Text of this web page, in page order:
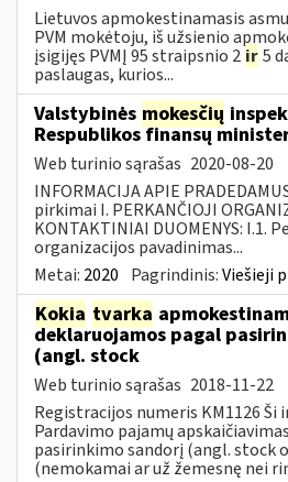
Lietuvos apmokestinamasis
PVM mokėtoju, iš užsienio
įsigijęs PVMĮ 95 straipsnio 2 ir5
paslaugas, kurios...
Valstybinės mokesčių
Respublikos finansų
Web turinio sąrašas 2020-08-20
INFORMACIJA APIE
pirkimai I. PERKANČIOJI
KONTAKTINIAI DUOMENYS: I.1.
organizacijos pavadinimas...
Metai: 2020 Pagrindinis:Viešieji
Kokia tvarka
deklaruojamos pagal
(angl. stock
Web turinio sąrašas 2018-11-22
Registracijos numeris KM1126
Pardavimo pajamų
pasirinkimo sandorį (angl. stock
(nemokamai ar už žemesnę nei